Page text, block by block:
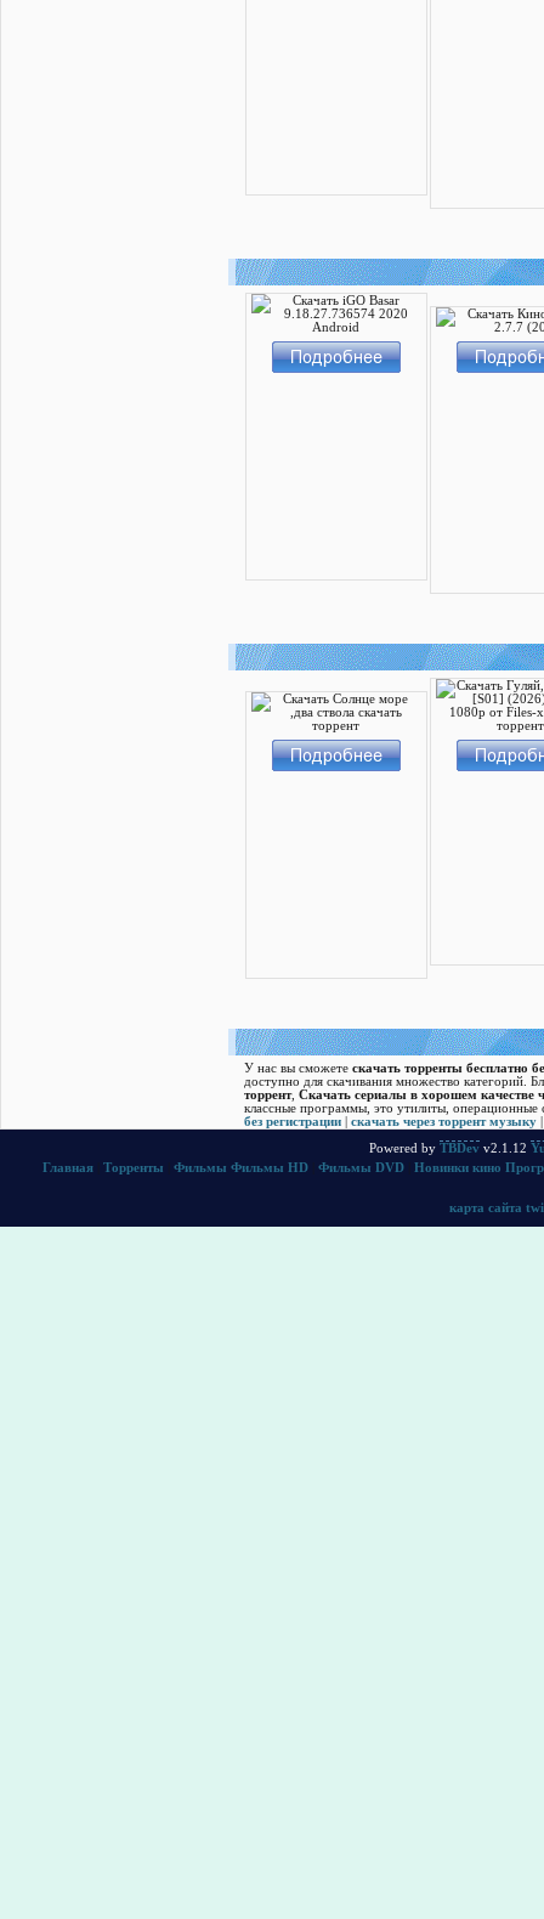
У нас вы сможете скачать торренты бесплатно
доступно для скачивания множество категорий.
торрент, Скачать cериалы в хорошем качестве
классные программы, это утилиты,
без регистрации| скачать через торрент музыку
Powered by TBDev v2.1.12
Главная
Торренты Фильмы Фильмы HD Фильмы DVD Новинки кино
карта сайта